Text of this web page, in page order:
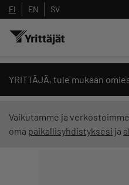
FI EN SV
YRITTÄJÄ, tule mukaan
Vaikutamme ja
oma paikallisyhdistyksesi ja
Hae sivustolta tai
Yrittäjien tekoälyltä